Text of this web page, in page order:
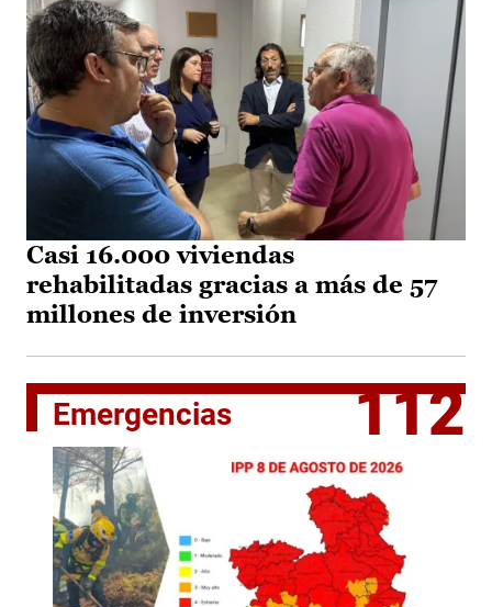
Casi 16.000 viviendas
rehabilitadas gracias a más de 57
millones de inversión
Emergencias 112